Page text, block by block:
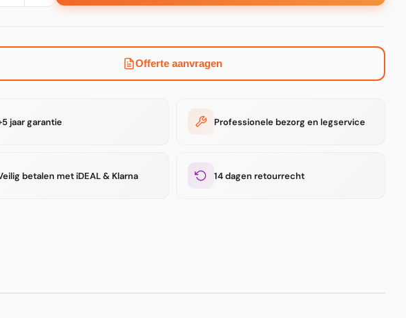
Offerte aanvragen
jaar garantie Professionele bezorg en legservice
betalen met iDEAL & Klarna 14 dagen retourrecht